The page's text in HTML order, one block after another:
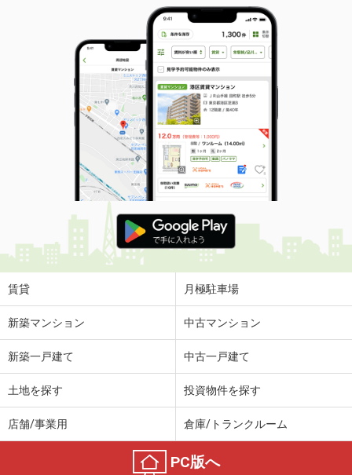
賃貸 月極駐車場
新築マンション 中古マンション
新築一戸建て 中古一戸建て
土地を探す 投資物件を探す
店舗/事業用 倉庫/トランクルーム
PC版へ